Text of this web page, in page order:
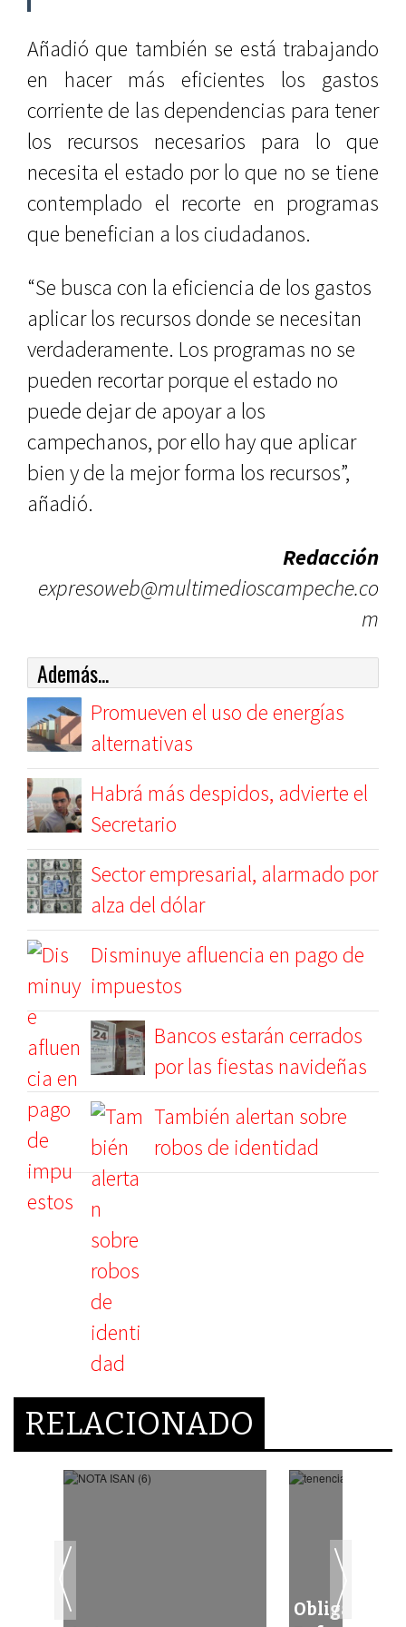
Añadió que también se está trabajando
en hacer más eficientes los gastos
corriente de las dependencias para tener
los recursos necesarios para lo que
necesita el estado por lo que no se tiene
contemplado el recorte en programas
que benefician a los ciudadanos.
“Se busca con la eficiencia de los gastos
aplicar los recursos donde se necesitan
verdaderamente. Los programas no se
pueden recortar porque el estado no
puede dejar de apoyar a los
campechanos, por ello hay que aplicar
bien y de la mejor forma los recursos”,
añadió.
Redacción
expresoweb@multimedioscampeche.co
m
Además...
Promueven el uso de energías
alternativas
Habrá más despidos, advierte el
Secretario
Sector empresarial, alarmado por
alza del dólar
Disminuye afluencia en pago de
impuestos
Bancos estarán cerrados
por las fiestas navideñas
También alertan sobre
robos de identidad
RELACIONADO
Obligado